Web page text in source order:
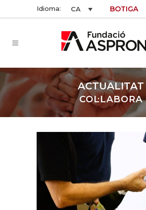
Idioma: CA BOTIGA
ACTUALITAT
COL·LABORA